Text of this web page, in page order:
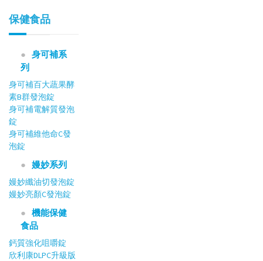
保健食品
身可補系
列
身可補百大蔬果酵
素B群發泡錠
身可補電解質發泡
錠
身可補維他命C發
泡錠
嫚妙系列
嫚妙纖油切發泡錠
嫚妙亮顏C發泡錠
機能保健
食品
鈣質強化咀嚼錠
欣利康DLPC升級版